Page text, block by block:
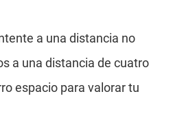
a una distancia no
a una distancia de cuatro
espacio para valorar tu